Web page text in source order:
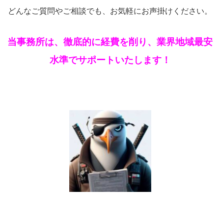
どんなご質問やご相談でも、お気軽にお声掛けください。
当事務所は、徹底的に経費を削り、業界地域最安
水準でサポートいたします！